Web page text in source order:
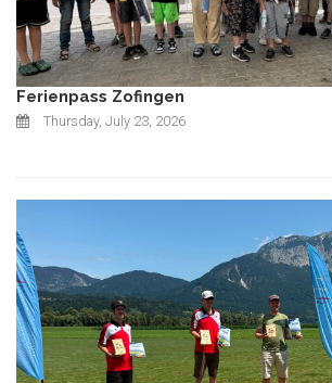
Ferienpass Zofingen
Thursday, July 23, 2026